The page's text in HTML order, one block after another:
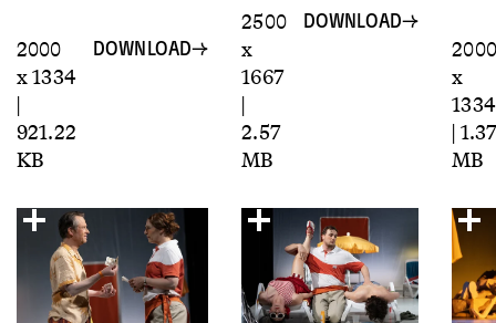
2000
x 1334
921.22
KB
DOWNLOAD
2500
x
1667
2.57
MB
DOWNLOAD
2000
x
1334
| 1.37
MB